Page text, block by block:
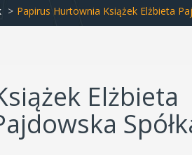
Papirus Hurtownia Książek Elżbieta
Elżbieta